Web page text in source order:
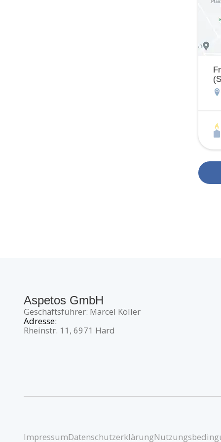
Aspetos GmbH
Geschäftsführer: Marcel Köller
Adresse:
Rheinstr. 11, 6971 Hard
ImpressumDatenschutzerklärung